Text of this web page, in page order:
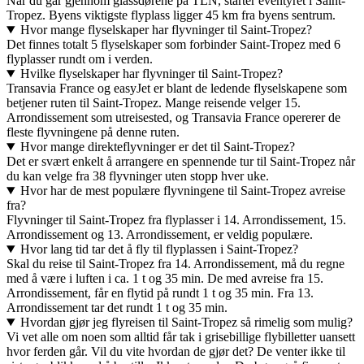
Tropez. Byens viktigste flyplass ligger 45 km fra byens sentrum.
Hvor mange flyselskaper har flyvninger til Saint-Tropez?
Det finnes totalt 5 flyselskaper som forbinder Saint-Tropez med 6
flyplasser rundt om i verden.
Hvilke flyselskaper har flyvninger til Saint-Tropez?
Transavia France og easyJet er blant de ledende flyselskapene som
betjener ruten til Saint-Tropez. Mange reisende velger 15.
Arrondissement som utreisested, og Transavia France opererer de
fleste flyvningene på denne ruten.
Hvor mange direkteflyvninger er det til Saint-Tropez?
Det er svært enkelt å arrangere en spennende tur til Saint-Tropez når
du kan velge fra 38 flyvninger uten stopp hver uke.
Hvor har de mest populære flyvningene til Saint-Tropez avreise
fra?
Flyvninger til Saint-Tropez fra flyplasser i 14. Arrondissement, 15.
Arrondissement og 13. Arrondissement, er veldig populære.
Hvor lang tid tar det å fly til flyplassen i Saint-Tropez?
Skal du reise til Saint-Tropez fra 14. Arrondissement, må du regne
med å være i luften i ca. 1 t og 35 min. De med avreise fra 15.
Arrondissement, får en flytid på rundt 1 t og 35 min. Fra 13.
Arrondissement tar det rundt 1 t og 35 min.
Hvordan gjør jeg flyreisen til Saint-Tropez så rimelig som mulig?
Vi vet alle om noen som alltid får tak i grisebillige flybilletter uansett
hvor ferden går. Vil du vite hvordan de gjør det? De venter ikke til